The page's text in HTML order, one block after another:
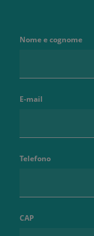
Nome e cognome
E-mail
Telefono
CAP